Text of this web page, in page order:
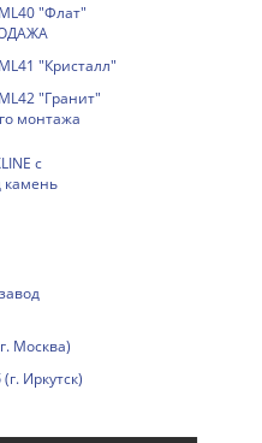
"Флат"
"Кристалл"
"Гранит"
монтажа
с
камень
Москва)
Иркутск)